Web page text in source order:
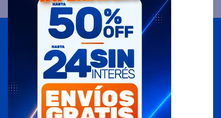
Suscribite anuestras novedades
OBTENÉ 5% DE DESCUENTO EN TU PRIMERA COMPRA
¡Con tu suscripción enterate de todas las mejores
promociones y ofertas en D'RICCO.COM!